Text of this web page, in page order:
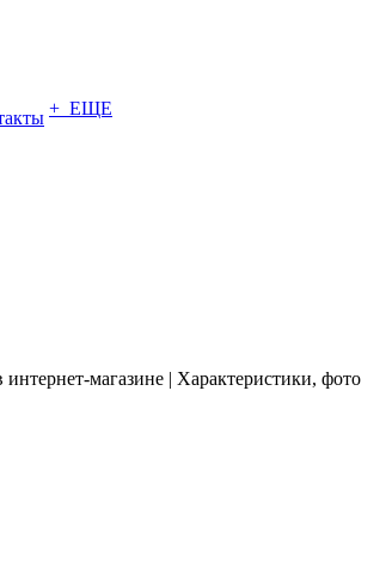
+ ЕЩЕ
магазине | Характеристики, фото